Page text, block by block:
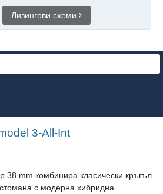
Лизингови схеми
3-All-Int
38 mm комбинира класически кръгъл
с модерна хибридна